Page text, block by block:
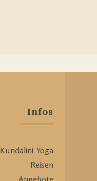
Infos
Kundalini-Yoga
Reisen
Angebote